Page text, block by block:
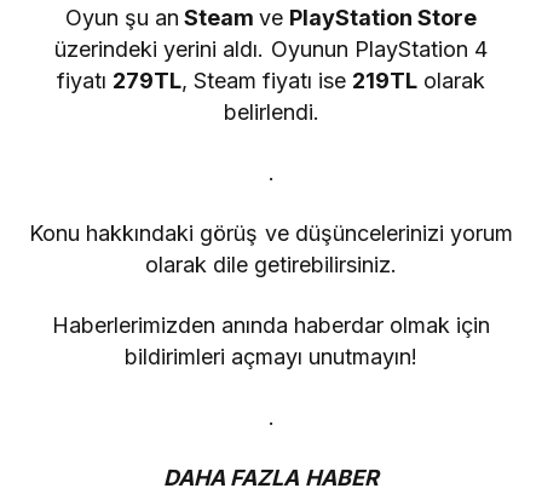
Oyun şu an Steamve PlayStation Store
üzerindeki yerini aldı. Oyunun PlayStation 4
fiyatı 279TL, Steam fiyatı ise 219TL olarak
belirlendi.
.
Konu hakkındaki görüş ve düşüncelerinizi yorum
olarak dile getirebilirsiniz.
Haberlerimizden anında haberdar olmak için
bildirimleri açmayı unutmayın!
.
DAHA FAZLA HABER